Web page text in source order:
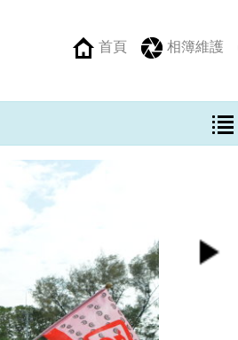
首頁 相簿維護